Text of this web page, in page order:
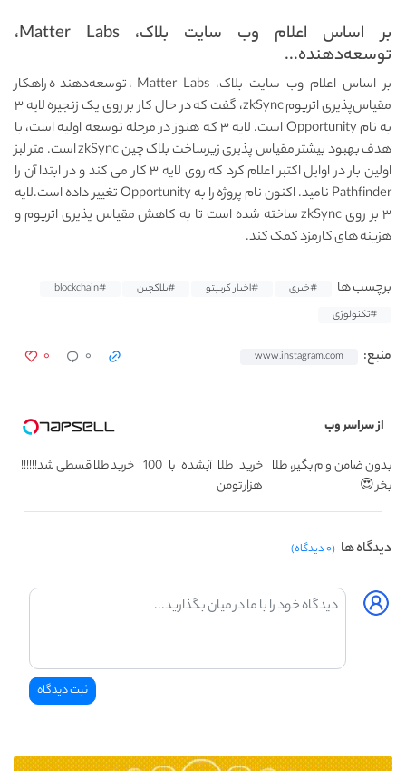
بر اساس اعلام وب سایت بلاک، Matter Labs،
توسعه‌دهنده...
بر اساس اعلام وب سایت بلاک، Matter Labs، توسعه‌دهنده راهکار
مقیاس‌پذیری اتریوم zkSync، گفت که در حال کار بر روی یک زنجیره لایه ۳
به نام Opportunity است. لایه ۳ که هنوز در مرحله توسعه اولیه است، با
هدف بهبود بیشتر مقیاس پذیری زیرساخت بلاک چین zkSync است. متر لبز
اولین بار در اوایل اکتبر اعلام کرد که روی لایه ۳ کار می کند و در ابتدا آن را
Pathfinder نامید. اکنون نام پروژه را به Opportunity تغییر داده است.لایه
۳ بر روی zkSync ساخته شده است تا به کاهش مقیاس پذیری اتریوم و
هزینه های کارمزد کمک کند.
برچسب ها #خبری #اخبار کریپتو #بلاکچین
#blockchain
#تکنولوژی
منبع: www.instagram.com ۰ ۰
از سراسر وب
بدون ضامن وام بگیر، طلا
بخر 😍
خرید طلا آبشده با 100
هزار تومن
خرید طلا قسطی شد!!!!!!
دیدگاه ها (۰ دیدگاه)